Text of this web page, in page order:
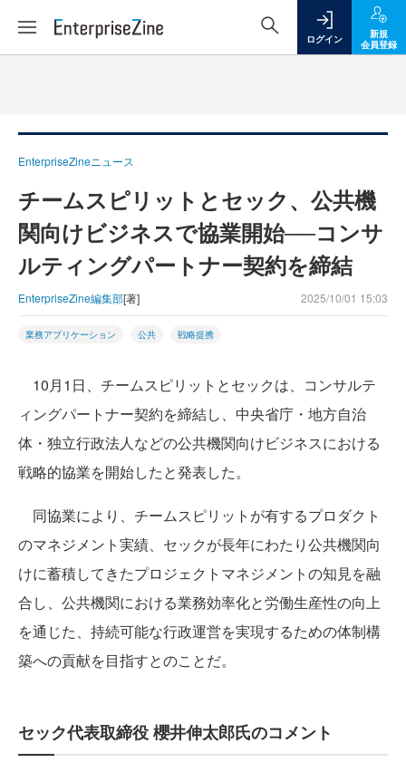
ログイン
新規
会員登録
EnterpriseZineニュース
チームスピリットとセック、公共機
関向けビジネスで協業開始──コンサ
ルティングパートナー契約を締結
EnterpriseZine編集部[著] 2025/10/01 15:03
業務アプリケーション 公共 戦略提携
10月1日、チームスピリットとセックは、コンサルテ
ィングパートナー契約を締結し、中央省庁・地方自治
体・独立行政法人などの公共機関向けビジネスにおける
戦略的協業を開始したと発表した。
同協業により、チームスピリットが有するプロダクト
のマネジメント実績、セックが長年にわたり公共機関向
けに蓄積してきたプロジェクトマネジメントの知見を融
合し、公共機関における業務効率化と労働生産性の向上
を通じた、持続可能な行政運営を実現するための体制構
築への貢献を目指すとのことだ。
セック代表取締役 櫻井伸太郎氏のコメント